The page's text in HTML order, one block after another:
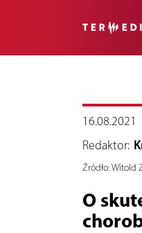
16.08.2021
Redaktor:
Źródło:Witold
O